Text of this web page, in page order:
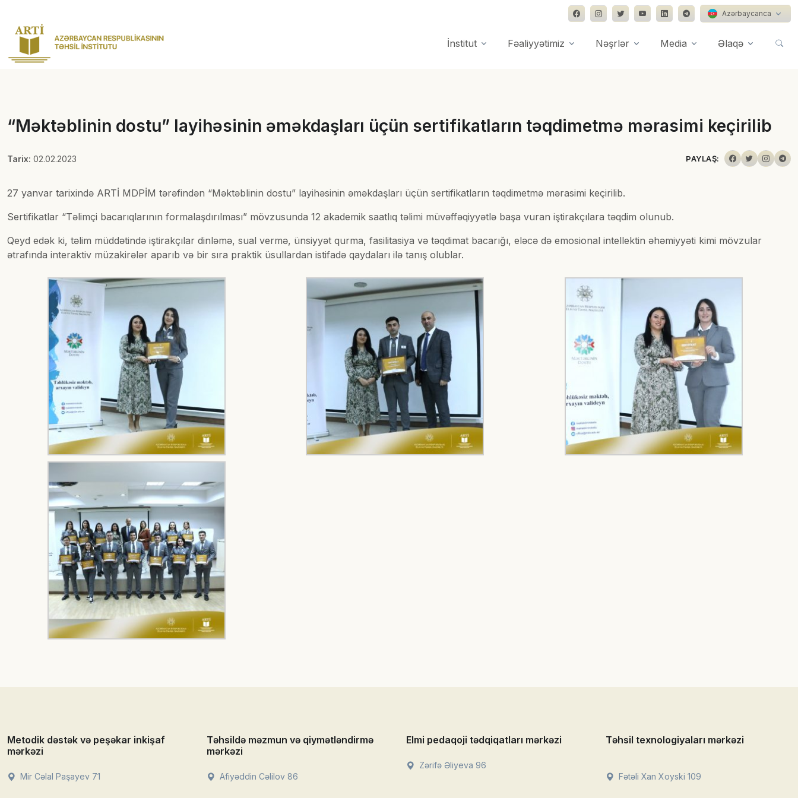
Azərbaycanca
İnstitut Fəaliyyətimiz Nəşrlər Media Əlaqə
“Məktəblinin dostu” layihəsinin əməkdaşları üçün sertifikatların təqdimetmə mərasimi keçirilib
Tarix: 02.02.2023 PAYLAŞ:
27 yanvar tarixində ARTİ MDPİM tərəfindən “Məktəblinin dostu” layihəsinin əməkdaşları üçün sertifikatların təqdimetmə mərasimi keçirilib.
Sertifikatlar “Təlimçi bacarıqlarının formalaşdırılması” mövzusunda 12 akademik saatlıq təlimi müvəffəqiyyətlə başa vuran iştirakçılara təqdim olunub.
Qeyd edək ki, təlim müddətində iştirakçılar dinləmə, sual vermə, ünsiyyət qurma, fasilitasiya və təqdimat bacarığı, eləcə də emosional intellektin əhəmiyyəti kimi mövzular
ətrafında interaktiv müzakirələr aparıb və bir sıra praktik üsullardan istifadə qaydaları ilə tanış olublar.
Metodik dəstək və peşəkar inkişaf
mərkəzi
Mir Cəlal Paşayev 71
Təhsildə məzmun və qiymətləndirmə
mərkəzi
Afiyəddin Cəlilov 86
Elmi pedaqoji tədqiqatları mərkəzi
Zərifə Əliyeva 96
Təhsil texnologiyaları mərkəzi
Fətəli Xan Xoyski 109